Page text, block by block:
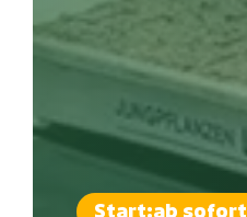
Start:ab sofort